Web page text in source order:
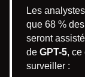
Les
que 68 %
seront
de GPT-5, ce
surveiller :